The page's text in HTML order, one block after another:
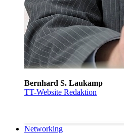
Bernhard S. Laukamp
TT-Website Redaktion
Networking